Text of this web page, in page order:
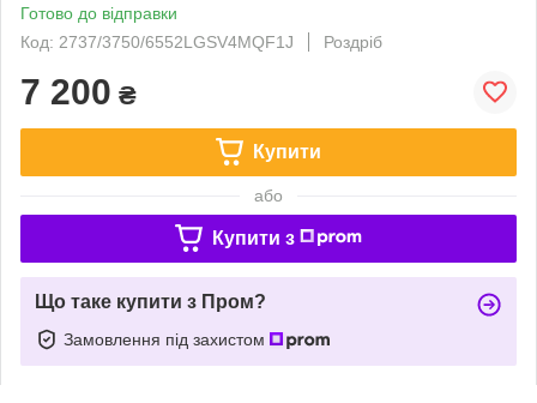
Готово до відправки
Код: 2737/3750/6552LGSV4MQF1J
Роздріб
7 200 ₴
Купити
або
Купити з
Що таке купити з Пром?
Замовлення під захистом